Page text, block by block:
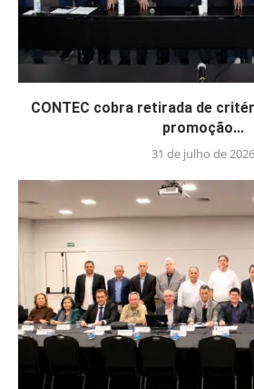
CONTEC cobra retirada de
promoção...
31 de julho de 2026